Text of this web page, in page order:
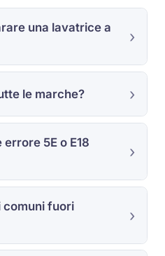
una lavatrice a
le marche?
5E o E18
comuni fuori